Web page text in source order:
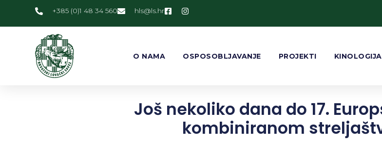
+385 (0)1 48 34 560 rh.sl
@slh
O NAMA OSPOSOBLJAVANJE PROJEKTI KINOLOGIJA
Još nekoliko dana do 17.
kombiniranom